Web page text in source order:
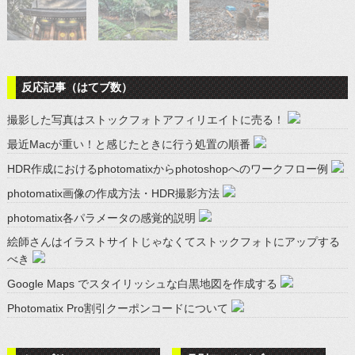
反応記事（はてブ数）
撮影した写真はストックフォトアフィリエイトに売る！
最近Macが重い！と感じたときに行う処置の順番
HDR作成におけるphotomatixからphotoshopへのワークフロー例
photomatix画像の作成方法・HDR撮影方法
photomatix各パラメータの感覚的説明
絵師さんはイラストサイトじゃなくてストックフォトにアップする
べき
Google Maps でスタイリッシュな白黒地図を作成する
Photomatix Pro割引クーポンコードについて